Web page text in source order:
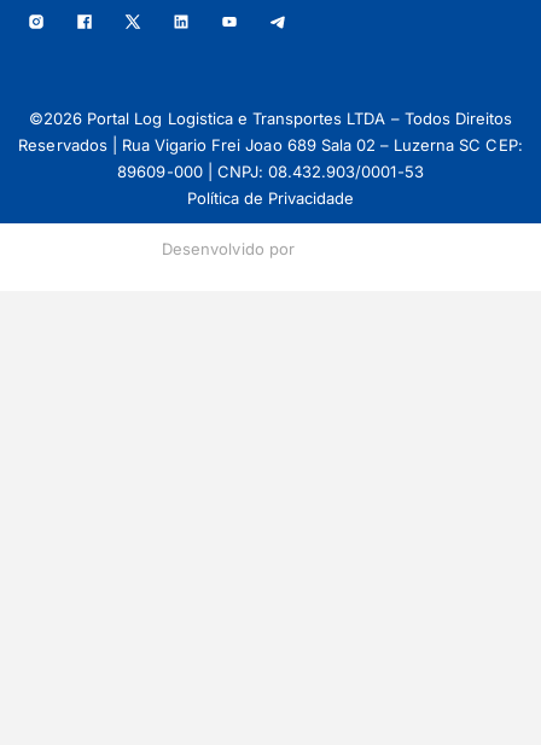
©2026 Portal Log Logistica e Transportes LTDA – Todos Direitos
Reservados | Rua Vigario Frei Joao 689 Sala 02 – Luzerna SC CEP:
89609-000 | CNPJ: 08.432.903/0001-53
Política de Privacidade
Desenvolvido por